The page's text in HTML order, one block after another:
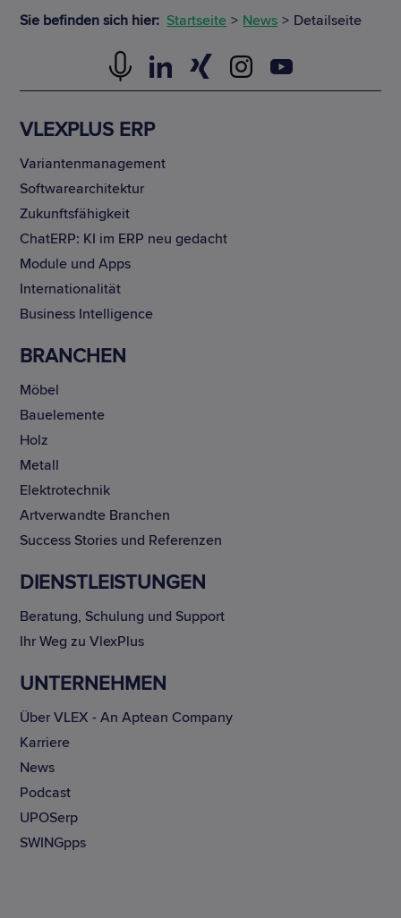
Sie befinden sich hier: Startseite News Detailseite
VLEXPLUS ERP
Variantenmanagement
Softwarearchitektur
Zukunftsfähigkeit
ChatERP: KI im ERP neu gedacht
Module und Apps
Internationalität
Business Intelligence
BRANCHEN
Möbel
Bauelemente
Holz
Metall
Elektrotechnik
Artverwandte Branchen
Success Stories und Referenzen
DIENSTLEISTUNGEN
Beratung, Schulung und Support
Ihr Weg zu VlexPlus
UNTERNEHMEN
Über VLEX - An Aptean Company
Karriere
News
Podcast
UPOSerp
SWINGpps